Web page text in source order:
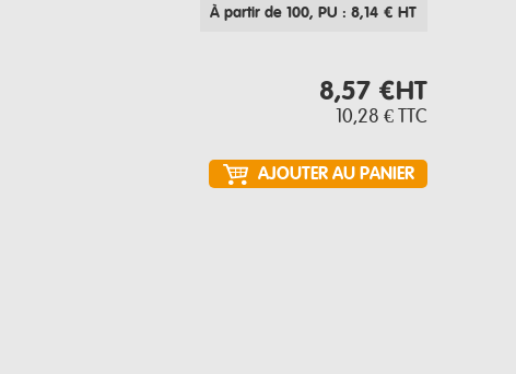
À partir de 100, PU : 8,14 € HT
8,57 €HT
10,28 € TTC